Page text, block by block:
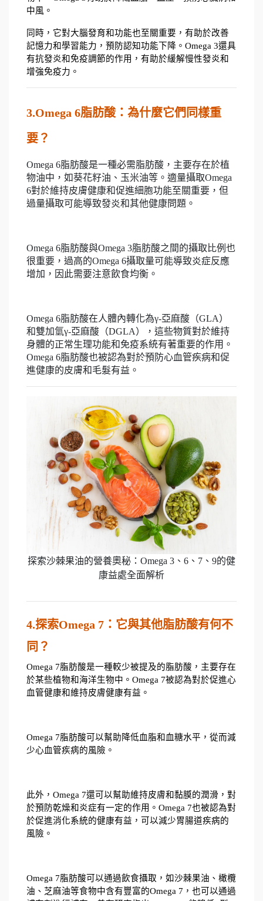
中風。
同時，它對大腦發育和功能也至關重要，有助於改善
記憶力和學習能力，預防認知功能下降。Omega 3還具
有抗發炎和免疫調節的作用，有助於緩解慢性發炎和
增強免疫力。
3.Omega 6脂肪酸：為什麼它們同樣重
要？
Omega 6脂肪酸是一種必需脂肪酸，主要存在於植
物油中，如葵花籽油、玉米油等。適量攝取Omega
6對於維持皮膚健康和促進細胞功能至關重要，但
過量攝取可能導致發炎和其他健康問題。
Omega 6脂肪酸與Omega 3脂肪酸之間的攝取比例也
很重要，過高的Omega 6攝取量可能導致炎症反應
增加，因此需要注意飲食均衡。
Omega 6脂肪酸在人體內轉化為γ-亞麻酸（GLA）
和雙加氫γ-亞麻酸（DGLA），這些物質對於維持
身體的正常生理功能和免疫系統有著重要的作用。
Omega 6脂肪酸也被認為對於預防心血管疾病和促
進健康的皮膚和毛髮有益。
探索沙棘果油的營養奧秘：Omega 3、6、7、9的健
康益處全面解析
4.探索Omega 7：它與其他脂肪酸有何不
同？
Omega 7脂肪酸是一種較少被提及的脂肪酸，主要存在
於某些植物和海洋生物中。Omega 7被認為對於促進心
血管健康和維持皮膚健康有益。
Omega 7脂肪酸可以幫助降低血脂和血糖水平，從而減
少心血管疾病的風險。
此外，Omega 7還可以幫助維持皮膚和黏膜的潤滑，對
於預防乾燥和炎症有一定的作用。Omega 7也被認為對
於促進消化系統的健康有益，可以減少胃腸道疾病的
風險。
Omega 7脂肪酸可以通過飲食攝取，如沙棘果油、橄欖
油、芝麻油等食物中含有豐富的Omega 7，也可以通過